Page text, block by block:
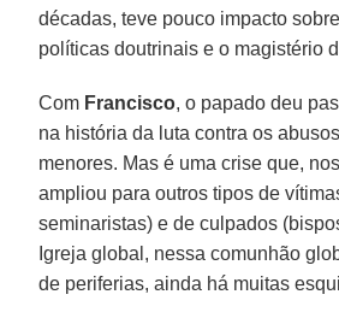
décadas, teve pouco impacto
políticas doutrinais e o magistério
Com Francisco, o papado deu
na história da luta contra os
menores. Mas é uma crise que,
ampliou para outros tipos de
seminaristas) e de culpados
Igreja global, nessa comunhão
de periferias, ainda há muitas